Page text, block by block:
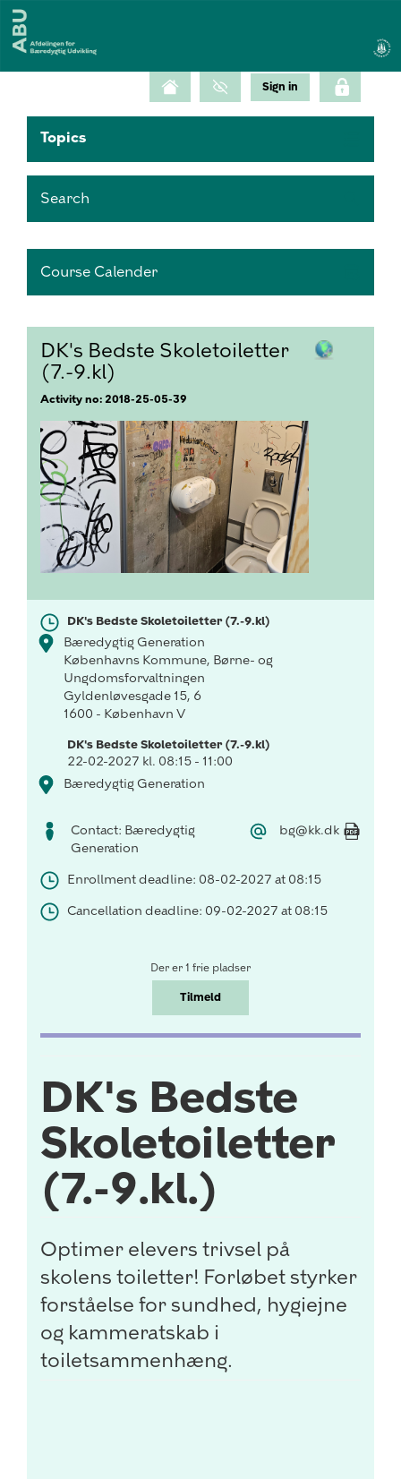
Topics
Search
Course Calender
DK's Bedste Skoletoiletter
(7.-9.kl)
Activity no: 2018-25-05-39
DK's Bedste Skoletoiletter (7.-9.kl)
Bæredygtig Generation
Københavns Kommune, Børne- og
Ungdomsforvaltningen
Gyldenløvesgade 15, 6
1600 - København V
DK's Bedste Skoletoiletter (7.-9.kl)
22-02-2027 kl. 08:15 - 11:00
Bæredygtig Generation
Contact: Bæredygtig
Generation
bg@kk.dk
Enrollment deadline: 08-02-2027 at 08:15
Cancellation deadline: 09-02-2027 at 08:15
Der er 1 frie pladser
Tilmeld
DK's Bedste
Skoletoiletter
(7.-9.kl.)
Optimer elevers trivsel på
skolens toiletter! Forløbet styrker
forståelse for sundhed, hygiejne
og kammeratskab i
toiletsammenhæng.